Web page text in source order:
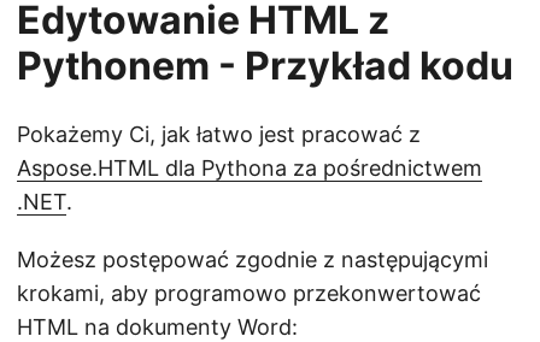
Edytowanie HTML z
Pythonem - Przykład kodu
Pokażemy Ci, jak łatwo jest pracować z
Aspose.HTML dla Pythona za pośrednictwem
.NET.
Możesz postępować zgodnie z następującymi
krokami, aby programowo przekonwertować
HTML na dokumenty Word: